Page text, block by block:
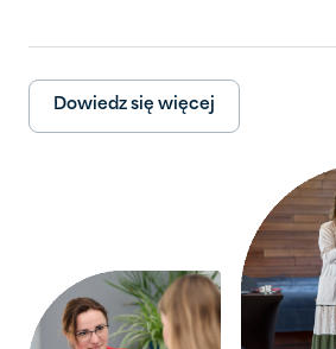
Dowiedz się więcej